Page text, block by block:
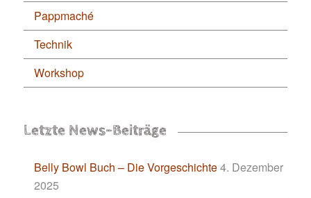
Pappmaché
Technik
Workshop
Letzte News-Beiträge
Belly Bowl Buch – Die Vorgeschichte4. Dezember
2025